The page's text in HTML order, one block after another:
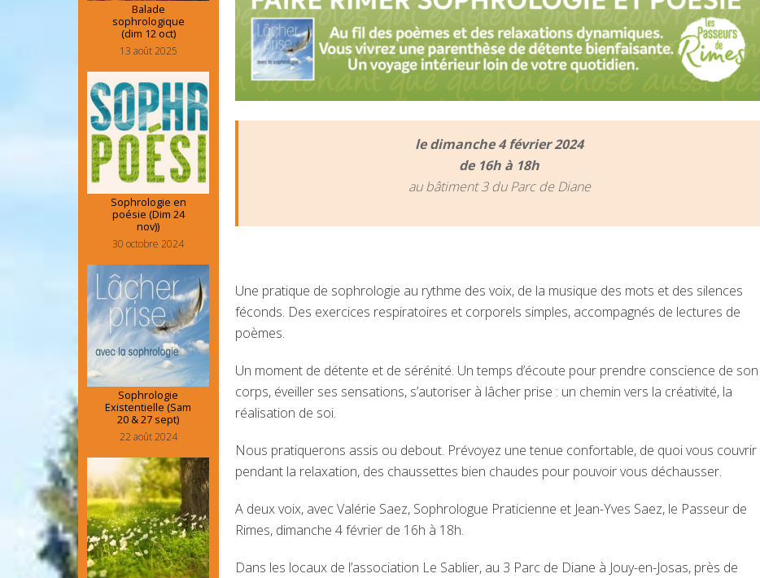
le dimanche 4 février 2024
de 16h à 18h
au bâtiment 3 du Parc de Diane
Une pratique de sophrologie au rythme des voix, de la musique des mots et des silences
féconds. Des exercices respiratoires et corporels simples, accompagnés de lectures de
poèmes.
Un moment de détente et de sérénité. Un temps d’écoute pour prendre conscience de son
corps, éveiller ses sensations, s’autoriser à lâcher prise : un chemin vers la créativité, la
réalisation de soi.
Nous pratiquerons assis ou debout. Prévoyez une tenue confortable, de quoi vous couvrir
pendant la relaxation, des chaussettes bien chaudes pour pouvoir vous déchausser.
A deux voix, avec Valérie Saez, Sophrologue Praticienne et Jean-Yves Saez, le Passeur de
Rimes, dimanche 4 février de 16h à 18h.
Dans les locaux de l’association Le Sablier, au 3 Parc de Diane à Jouy-en-Josas, près de
Balade
sophrologique
(dim 12 oct)
13 août 2025
Sophrologie en
poésie (Dim 24
nov))
30 octobre 2024
Sophrologie
Existentielle (Sam
20 & 27 sept)
22 août 2024